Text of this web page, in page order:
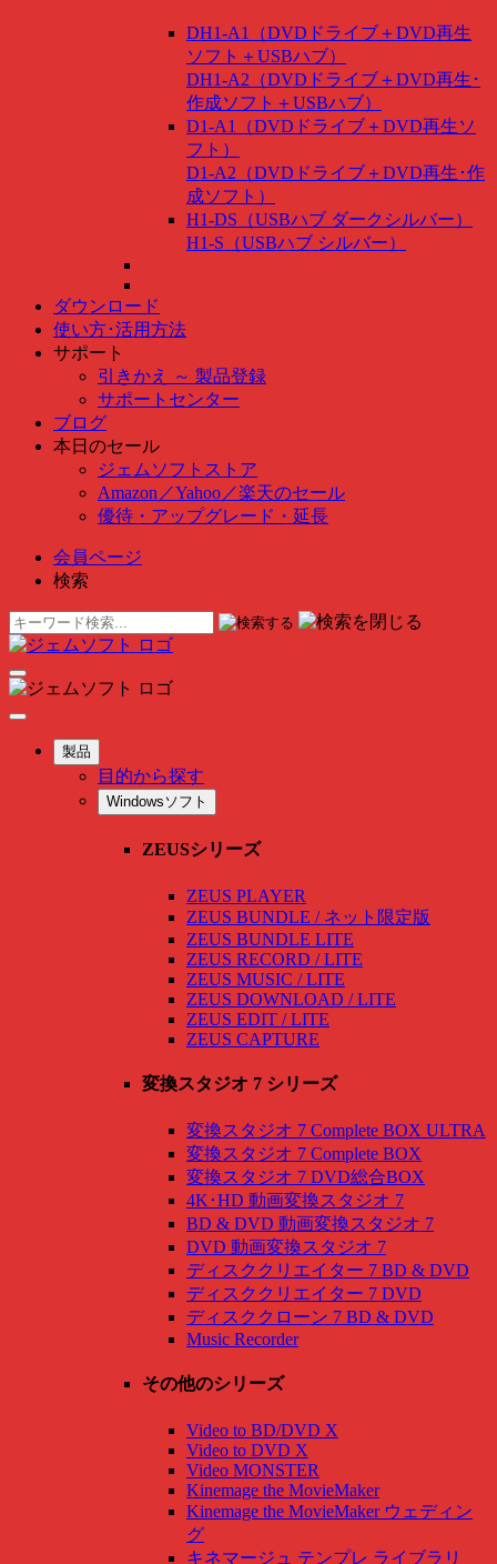
DH1-A1（DVDドライブ＋DVD再生
ソフト＋USBハブ）
DH1-A2（DVDドライブ＋DVD再生･
作成ソフト＋USBハブ）
D1-A1（DVDドライブ＋DVD再生ソ
フト）
D1-A2（DVDドライブ＋DVD再生･作
成ソフト）
H1-DS（USBハブ ダークシルバー）
H1-S（USBハブ シルバー）
ダウンロード
使い方･活用方法
サポート
引きかえ ～ 製品登録
サポートセンター
ブログ
本日のセール
ジェムソフトストア
Amazon ／Yahoo ／楽天のセール
優待・アップグレード・延長
会員ページ
検索
製品
目的から探す
Windowsソフト
ZEUSシリーズ
ZEUS PLAYER
ZEUS BUNDLE / ネット限定版
ZEUS BUNDLE LITE
ZEUS RECORD / LITE
ZEUS MUSIC / LITE
ZEUS DOWNLOAD / LITE
ZEUS EDIT / LITE
ZEUS CAPTURE
変換スタジオ 7 シリーズ
変換スタジオ 7 Complete BOX ULTRA
変換スタジオ 7 Complete BOX
変換スタジオ 7 DVD総合BOX
4K･HD 動画変換スタジオ 7
BD & DVD 動画変換スタジオ 7
DVD 動画変換スタジオ 7
ディスククリエイター 7 BD & DVD
ディスククリエイター 7 DVD
ディスククローン 7 BD & DVD
Music Recorder
その他のシリーズ
Video to BD/DVD X
Video to DVD X
Video MONSTER
Kinemage the MovieMaker
Kinemage the MovieMaker ウェディン
グ
キネマージュ テンプレ ライブラリ